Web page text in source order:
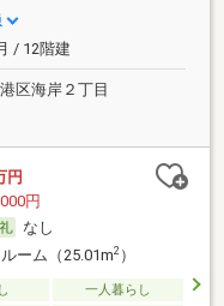
/ 12階建
区海岸２丁目
円
円
なし
ーム（25.01m2）
一人暮らし